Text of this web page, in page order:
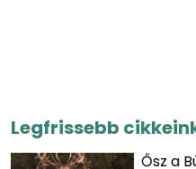
Legfrissebb
Ősz a